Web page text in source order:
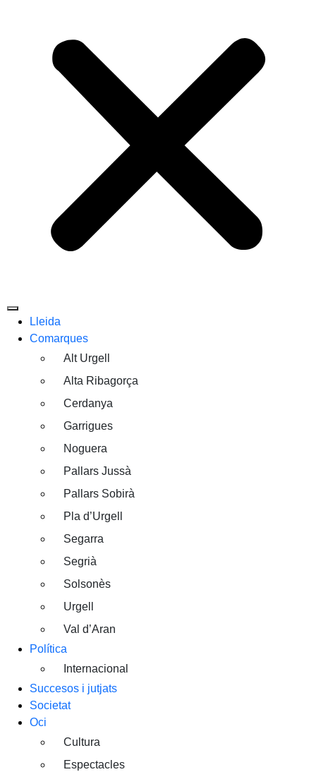
Lleida
Comarques
Alt Urgell
Alta Ribagorça
Cerdanya
Garrigues
Noguera
Pallars Jussà
Pallars Sobirà
Pla d’Urgell
Segarra
Segrià
Solsonès
Urgell
Val d’Aran
Política
Internacional
Succesos i jutjats
Societat
Oci
Cultura
Espectacles